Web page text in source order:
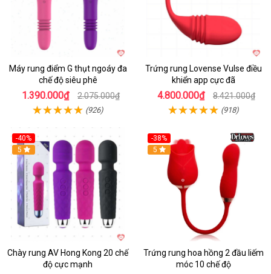
Máy rung điểm G thụt ngoáy đa
chế độ siêu phê
1.390.000₫ 2.075.000₫
(926)
Trứng rung Lovense Vulse điều
khiển app cực đã
4.800.000₫ 8.421.000₫
(918)
-40%
5
Chày rung AV Hong Kong 20 chế
độ cực mạnh
-38%
Hot
5
Trứng rung hoa hồng 2 đầu liếm
móc 10 chế độ